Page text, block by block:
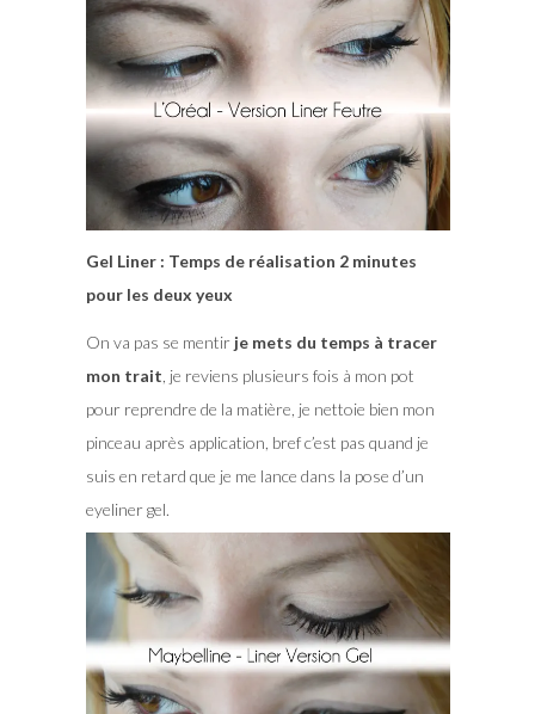
Gel Liner : Temps de réalisation 2 minutes
pour les deux yeux
On va pas se mentirje mets du temps à tracer
mon trait , je reviens plusieurs fois à mon pot
pour reprendre de la matière, je nettoie bien mon
pinceau après application, bref c’est pas quand je
suis en retard que je me lance dans la pose d’un
eyeliner gel.